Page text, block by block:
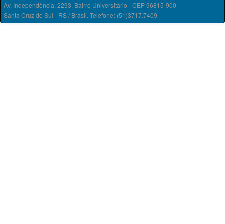
Av. Independência, 2293, Bairro Universitário - CEP 96815-900
Santa Cruz do Sul - RS / Brasil. Telefone: (51)3717.7409